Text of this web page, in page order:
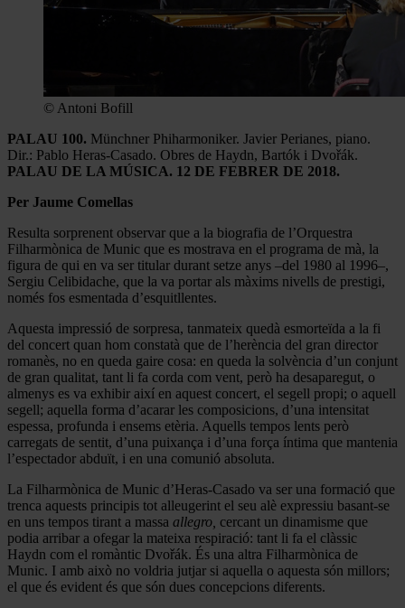
© Antoni Bofill
PALAU 100. Münchner Phiharmoniker. Javier Perianes, piano.
Dir.: Pablo Heras-Casado. Obres de Haydn, Bartók i Dvořák.
PALAU DE LA MÚSICA. 12 DE FEBRER DE 2018.
Per Jaume Comellas
Resulta sorprenent observar que a la biografia de l’Orquestra
Filharmònica de Munic que es mostrava en el programa de mà, la
figura de qui en va ser titular durant setze anys –del 1980 al 1996–,
Sergiu Celibidache, que la va portar als màxims nivells de prestigi,
només fos esmentada d’esquitllentes.
Aquesta impressió de sorpresa, tanmateix quedà esmorteïda a la fi
del concert quan hom constatà que de l’herència del gran director
romanès, no en queda gaire cosa: en queda la solvència d’un conjunt
de gran qualitat, tant li fa corda com vent, però ha desaparegut, o
almenys es va exhibir així en aquest concert, el segell propi; o aquell
segell; aquella forma d’acarar les composicions, d’una intensitat
espessa, profunda i ensems etèria. Aquells tempos lents però
carregats de sentit, d’una puixança i d’una força íntima que mantenia
l’espectador abduït, i en una comunió absoluta.
La Filharmònica de Munic d’Heras-Casado va ser una formació que
trenca aquests principis tot alleugerint el seu alè expressiu basant-se
en uns tempos tirant a massa allegro, cercant un dinamisme que
podia arribar a ofegar la mateixa respiració: tant li fa el clàssic
Haydn com el romàntic Dvořák. És una altra Filharmònica de
Munic. I amb això no voldria jutjar si aquella o aquesta són millors;
el que és evident és que són dues concepcions diferents.